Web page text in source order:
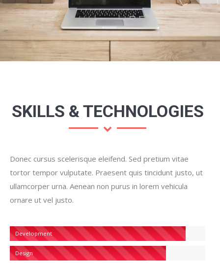
SKILLS & TECHNOLOGIES
Donec cursus scelerisque eleifend. Sed pretium vitae
tortor tempor vulputate. Praesent quis tincidunt justo, ut
ullamcorper urna. Aenean non purus in lorem vehicula
ornare ut vel justo.
Development
Design